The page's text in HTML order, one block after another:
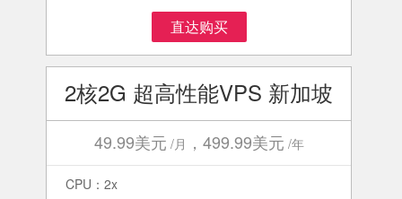
直达购买
2核2G 超高性能VPS 新加坡
49.99美元 /月 ，499.99美元 /年
CPU：2x